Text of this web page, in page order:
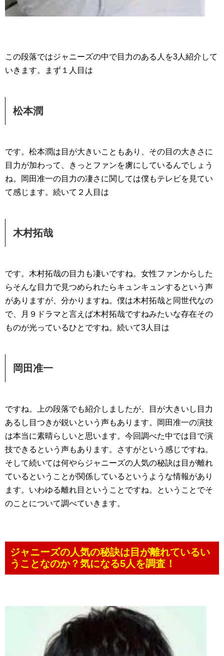
この段落ではジャニーズの中で目力のある人を3人紹介して
いきます。まず１人目は
松本潤
です。松本潤は目が大きいこともあり、その目の大きさに
目力が加わって、きっとファンを虜にしているんでしょう
ね。岡田准一の目力の凄さに関しては僕もテレビを見てい
て感じます。続いて２人目は
木村拓哉
です。木村拓哉の目力も凄いですね。女性ファンからした
らそんな目力で見つめられたらキュンキュンするという声
がありますが、分かりますね。僕は木村拓哉と同世代なの
で、月９ドラマと言えば木村拓哉ですねみたいな存在その
ものが光っているひとですね。続いて3人目は
岡田准一
ですね。上の段落でも紹介しましたが、目が大きいし目力
あるし目つきが鋭いという声もあります。岡田准一の演技
は本当に素晴らしいと思います。今回調べた中では目で演
技できるという声もあります。さすがという感じですね。
そして続いては何やらジャニーズの人気の秘訣は目が離れ
ているということが関係しているというような情報があり
ます。いわゆる離れ目ということですね。ということでそ
のことについて調べていきます。
ジャニーズの人気の秘訣は目が離れているい
うことなのか？気になる5人を調査！